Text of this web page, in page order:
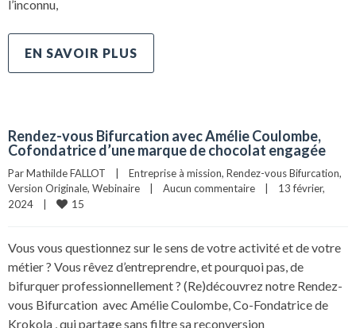
l’inconnu,
EN SAVOIR PLUS
Rendez-vous Bifurcation avec Amélie Coulombe,
Cofondatrice d’une marque de chocolat engagée
Par Mathilde FALLOT Entreprise à mission, Rendez-vous Bifurcation
Version Originale, Webinaire Aucun commentaire
13 février,
2024
15
Vous vous questionnez sur le sens de votre activité et de votre
métier ? Vous rêvez d’entreprendre, et pourquoi pas, de
bifurquer professionnellement ? (Re)découvrez notre Rendez-
vous Bifurcation avec Amélie Coulombe, Co-Fondatrice de
Krokola , qui partage sans filtre sa reconversion